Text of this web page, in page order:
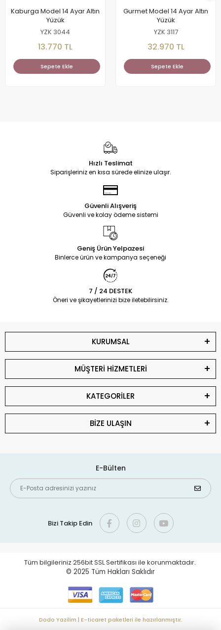
Kaburga Model 14 Ayar Altın
Yüzük
YZK 3044
13.770 TL
Sepete Ekle
Gurmet Model 14 Ayar Altın
Yüzük
YZK 3117
32.970 TL
Sepete Ekle
Hızlı Teslimat
Siparişleriniz en kısa sürede elinize ulaşır.
Güvenli Alışveriş
Güvenli ve kolay ödeme sistemi
Geniş Ürün Yelpazesi
Binlerce ürün ve kampanya seçeneği
7 / 24 DESTEK
Öneri ve şikayetlerinizi bize iletebilirsiniz.
KURUMSAL
MÜŞTERİ HİZMETLERİ
KATEGORİLER
BİZE ULAŞIN
E-Bülten
Bizi Takip Edin
Tüm bilgileriniz 256bit SSL Sertifikası ile korunmaktadır.
© 2025 Tüm Hakları Saklıdır
Dodo Yazilim | E-ticaret paketleri ile hazırlanmıştır.